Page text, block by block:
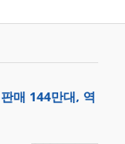
매 144만대, 역